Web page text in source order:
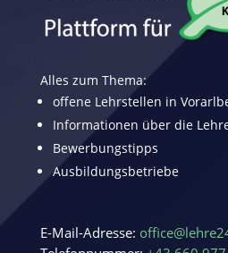
Alles zum Thema:
offene Lehrstellen in
Informationen über die
Bewerbungstipps
Ausbildungsbetriebe
E-Mail-Adresse: